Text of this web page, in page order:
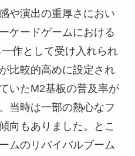
や演出の重厚さにおい
ケードゲームにおける
作として受け入れられ
比較的高めに設定され
いたM2基板の普及率が
当時は一部の熱心なフ
向もありました。とこ
ムのリバイバルブーム